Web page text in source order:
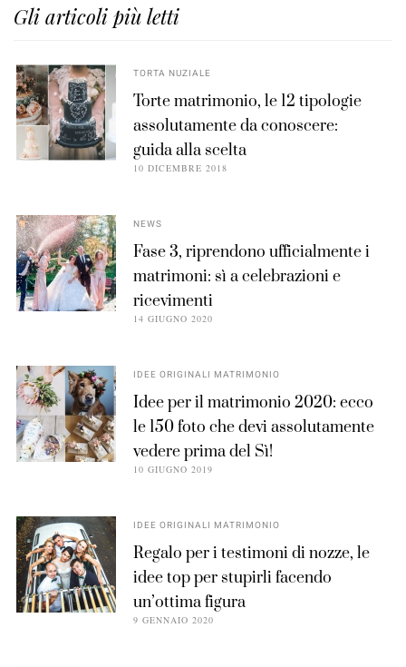
Gli articoli più letti
TORTA NUZIALE
Torte matrimonio, le 12 tipologie
assolutamente da conoscere:
guida alla scelta
10 DICEMBRE 2018
NEWS
Fase 3, riprendono ufficialmente i
matrimoni: sì a celebrazioni e
ricevimenti
14 GIUGNO 2020
IDEE ORIGINALI MATRIMONIO
Idee per il matrimonio 2020: ecco
le 150 foto che devi assolutamente
vedere prima del Sì!
10 GIUGNO 2019
IDEE ORIGINALI MATRIMONIO
Regalo per i testimoni di nozze, le
idee top per stupirli facendo
un’ottima figura
9 GENNAIO 2020